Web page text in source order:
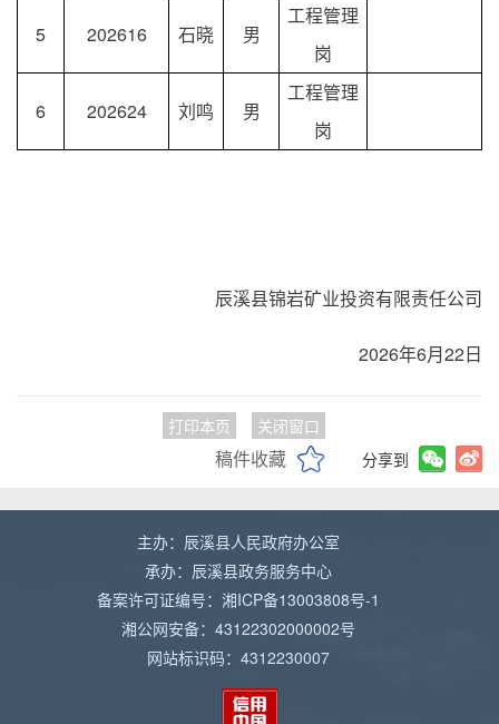
5 202616 石晓 男
工程管理
岗
6 202624 刘鸣 男
工程管理
岗
辰溪县锦岩矿业投资有限责任公司
2026年6月22日
打印本页 关闭窗口
稿件收藏 分享到
主办：辰溪县人民政府办公室
承办：辰溪县政务服务中心
备案许可证编号：湘ICP备13003808号-1
湘公网安备：43122302000002号
网站标识码：4312230007